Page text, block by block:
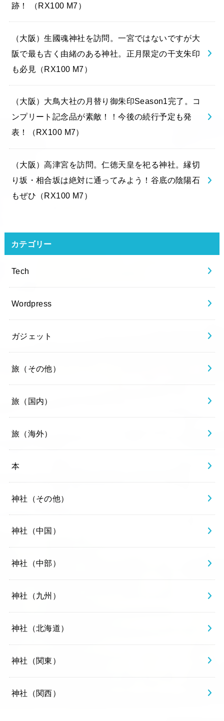
跡！ （RX100 M7）
（大阪）生國魂神社を訪問。一宮ではないですが大
阪で最も古く由緒のある神社。正月限定の干支朱印
も必見（RX100 M7）
（大阪）大鳥大社の月替り御朱印Season1完了。コ
ンプリート記念品が素敵！！今後の続行予定も発
表！（RX100 M7）
（大阪）高津宮を訪問。仁徳天皇を祀る神社。縁切
り坂・相合坂は絶対に通ってみよう！谷底の陰陽石
もぜひ（RX100 M7）
カテゴリー
Tech
Wordpress
ガジェット
旅（その他）
旅（国内）
旅（海外）
本
神社（その他）
神社（中国）
神社（中部）
神社（九州）
神社（北海道）
神社（関東）
神社（関西）